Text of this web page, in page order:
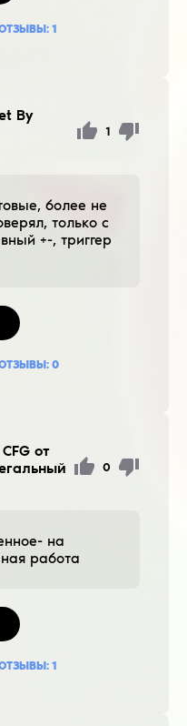
1
By
1
более не
только с
+-, триггер
0
CFG от
0
на
работа
1